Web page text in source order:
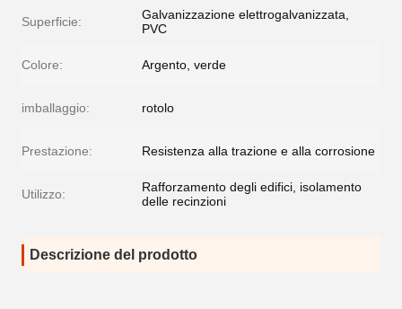
Superficie:
Galvanizzazione elettrogalvanizzata,
PVC
Colore: Argento, verde
imballaggio: rotolo
Prestazione: Resistenza alla trazione e alla corrosione
Utilizzo:
Rafforzamento degli edifici, isolamento
delle recinzioni
Descrizione del prodotto